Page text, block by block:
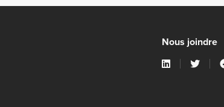
Nous joindre